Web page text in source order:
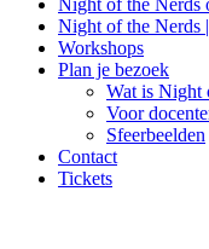
Night of the Nerds
Night of the Nerds
Workshops
Plan je bezoek
Wat is Night
Voor
Sfeerbeelden
Contact
Tickets